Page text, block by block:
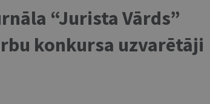
“Jurista Vārds”
konkursa uzvarētāji